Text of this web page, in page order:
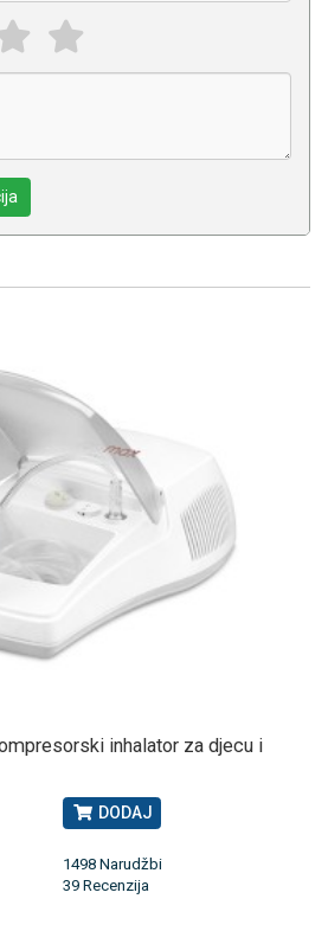
inhalator za djecu i
DODAJ
1498 Narudžbi
39 Recenzija